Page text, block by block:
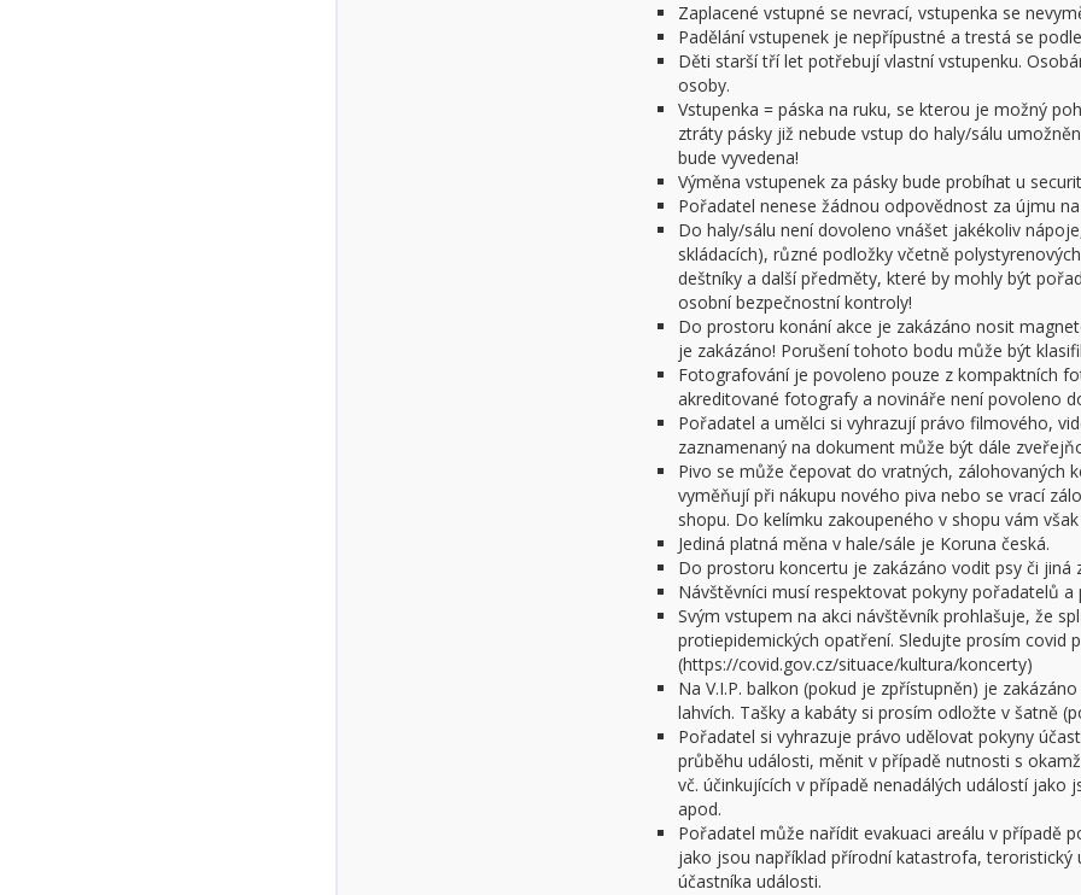
Zaplacené vstupné se nevrací, vstupenka se
Padělání vstupenek je nepřípustné a trestá se
Děti starší tří let potřebují vlastní vstupenku.
osoby.
Vstupenka = páska na ruku, se kterou je možný
ztráty pásky již nebude vstup do haly/sálu
bude vyvedena!
Výměna vstupenek za pásky bude probíhat u
Pořadatel nenese žádnou odpovědnost za újmu
Do haly/sálu není dovoleno vnášet jakékoliv
skládacích), různé podložky včetně
deštníky a další předměty, které by mohly být
osobní bezpečnostní kontroly!
Do prostoru konání akce je zakázáno nosit
je zakázáno! Porušení tohoto bodu může být
Fotografování je povoleno pouze z kompaktních
akreditované fotografy a novináře není povoleno
Pořadatel a umělci si vyhrazují právo filmového,
zaznamenaný na dokument může být dále
Pivo se může čepovat do vratných, zálohovaných
vyměňují při nákupu nového piva nebo se vrací
shopu. Do kelímku zakoupeného v shopu vám
Jediná platná měna v hale/sále je Koruna česká.
Do prostoru koncertu je zakázáno vodit psy či jiná
Návštěvníci musí respektovat pokyny pořadatelů a
Svým vstupem na akci návštěvník prohlašuje, že
protiepidemických opatření. Sledujte prosím covid
(https://covid.gov.cz/situace/kultura/koncerty)
Na V.I.P. balkon (pokud je zpřístupněn) je
lahvích. Tašky a kabáty si prosím odložte v šatně
Pořadatel si vyhrazuje právo udělovat pokyny
průběhu události, měnit v případě nutnosti s
vč. účinkujících v případě nenadálých událostí
apod.
Pořadatel může nařídit evakuaci areálu v případě
jako jsou například přírodní katastrofa,
účastníka události.